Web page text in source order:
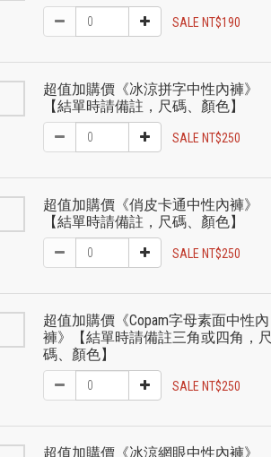
SALE NT$190
超值加購價《冰涼拼字中性內褲》
【結單時請備註，尺碼、顏色】
SALE NT$250
超值加購價《俏皮卡通中性內褲》
【結單時請備註，尺碼、顏色】
SALE NT$250
超值加購價《Copam字母素面中性內
褲》【結單時請備註三角或四角，尺
碼、顏色】
SALE NT$250
超值加購價《冰涼網眼中性內褲》